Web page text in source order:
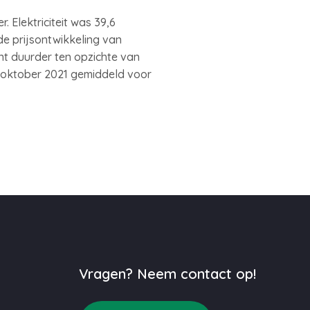
Elektriciteit was 39,6
prijsontwikkeling van
duurder ten opzichte van
2021 gemiddeld voor
Vragen? Neem contact op!